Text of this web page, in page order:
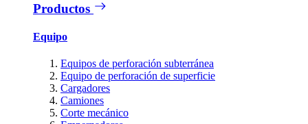
Productos
Equipo
Equipos de perforación subterránea
Equipo de perforación de superficie
Cargadores
Camiones
Corte mecánico